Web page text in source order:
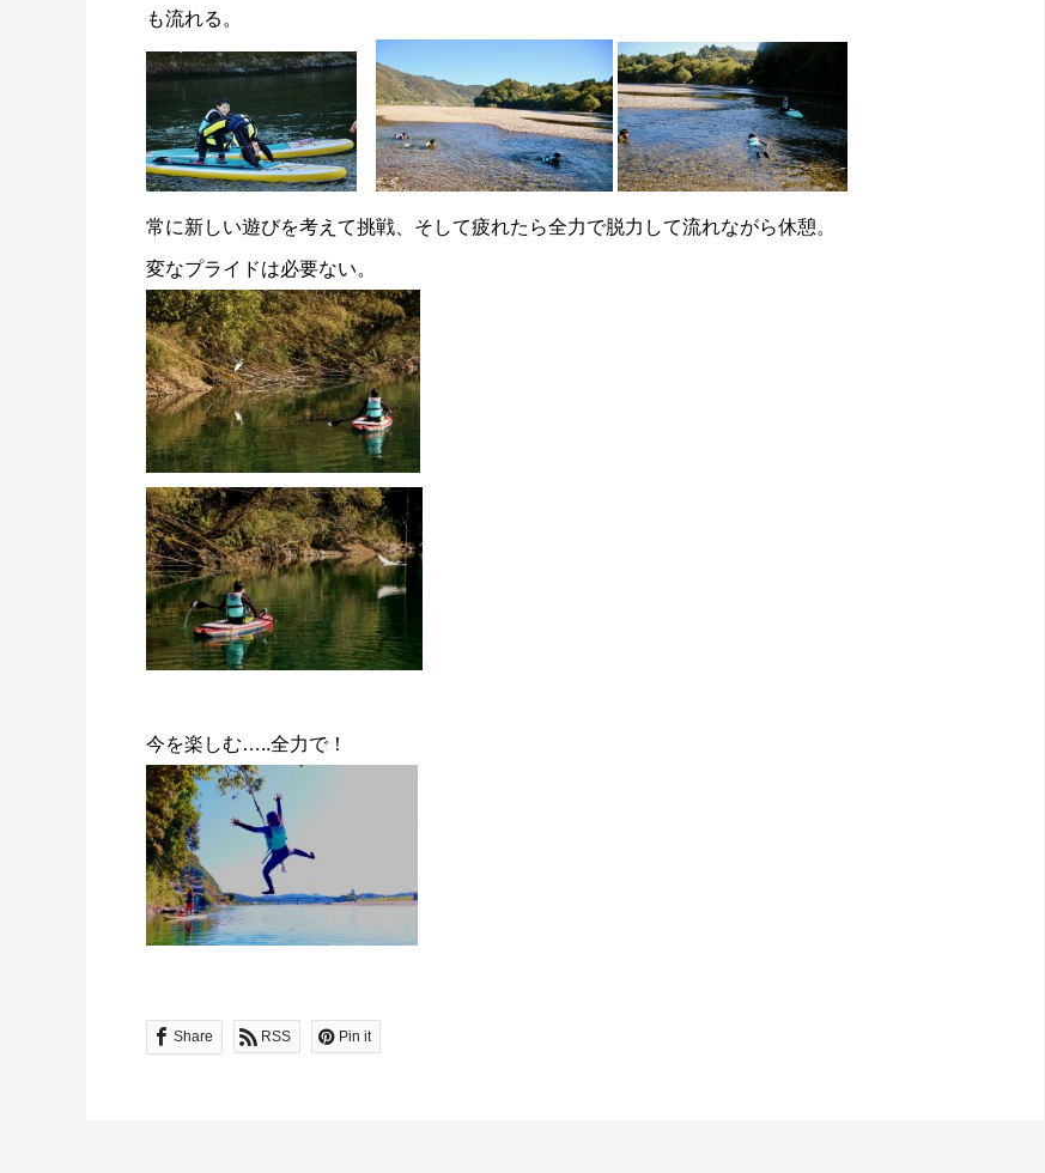
も流れる。
常に新しい遊びを考えて挑戦、そして疲れたら全力で脱力して流れながら休憩。
変なプライドは必要ない。
今を楽しむ…..全力で！
Share RSS Pin it